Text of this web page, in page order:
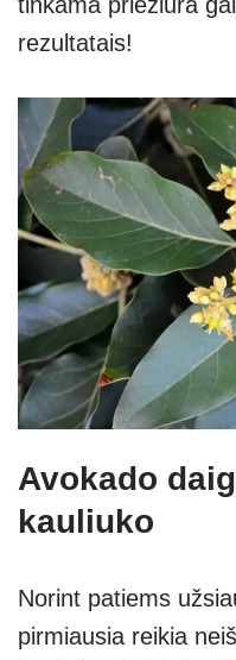
tinkama priežiūra
rezultatais!
Avokado
kauliuko
Norint patiems
pirmiausia reikia